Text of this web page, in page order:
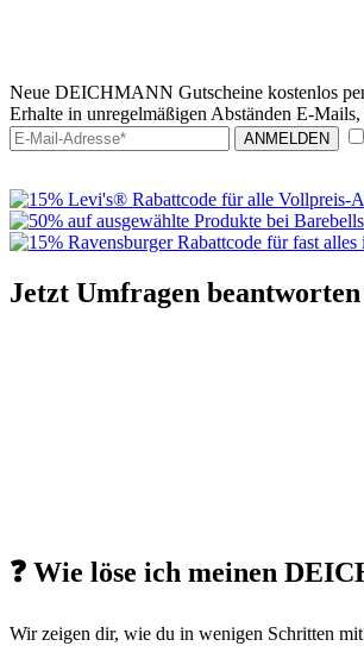
Neue DEICHMANN Gutscheine kostenlos
Erhalte in unregelmäßigen Abständen E-
ANMELDEN
Jetzt Umfragen
❓ Wie löse ich meinen
Wir zeigen dir, wie du in wenigen Schritten